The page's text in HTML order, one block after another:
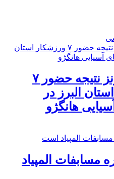
۲ مدال برنز نتیجه حضور ۷
البرز در
هانگژو
مسابفات المپیاد